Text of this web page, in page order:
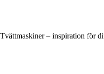
Tvättmaskiner – inspiration för